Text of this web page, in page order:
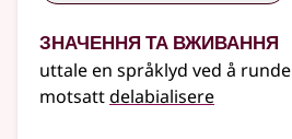
Значення та вживання
uttale en språklyd ved å
motsattdelabialisere